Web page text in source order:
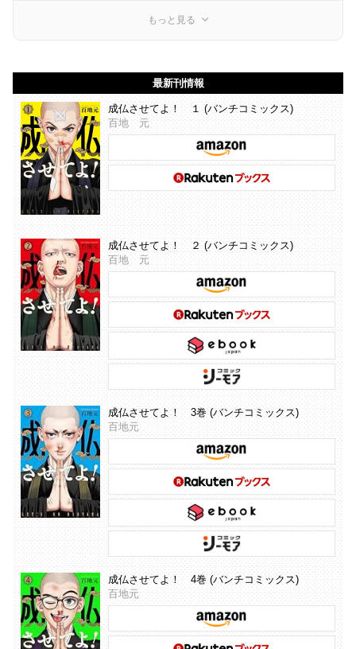
もっと見る
最新刊情報
成仏させてよ！ １ (バンチコミックス)
百地 元
成仏させてよ！ ２ (バンチコミックス)
百地 元
成仏させてよ！ 3巻 (バンチコミックス)
百地元
成仏させてよ！ 4巻 (バンチコミックス)
百地元